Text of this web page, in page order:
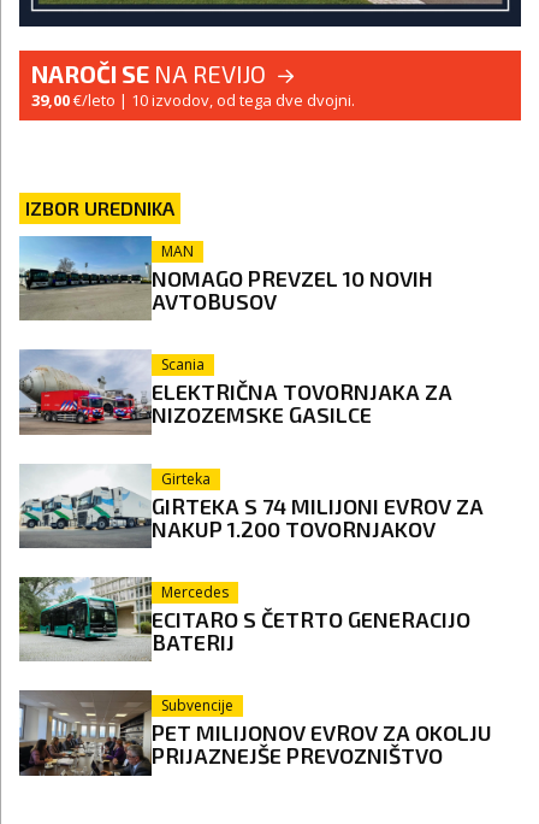
NAROČI SE NA REVIJO
39,00€/leto | 10 izvodov, od tega dve dvojni.
IZBOR UREDNIKA
MAN
NOMAGO PREVZEL 10 NOVIH
AVTOBUSOV
Scania
ELEKTRIČNA TOVORNJAKA ZA
NIZOZEMSKE GASILCE
Girteka
GIRTEKA S 74 MILIJONI EVROV ZA
NAKUP 1.200 TOVORNJAKOV
Mercedes
ECITARO S ČETRTO GENERACIJO
BATERIJ
Subvencije
PET MILIJONOV EVROV ZA OKOLJU
PRIJAZNEJŠE PREVOZNIŠTVO